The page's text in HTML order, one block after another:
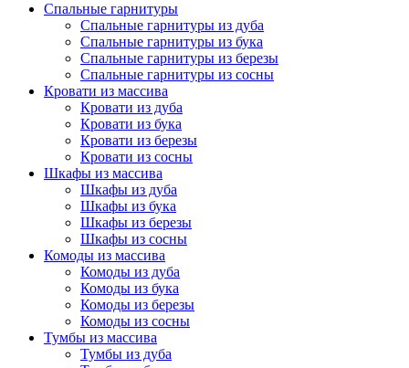
Спальные гарнитуры
Спальные гарнитуры из дуба
Спальные гарнитуры из бука
Спальные гарнитуры из березы
Спальные гарнитуры из сосны
Кровати из массива
Кровати из дуба
Кровати из бука
Кровати из березы
Кровати из сосны
Шкафы из массива
Шкафы из дуба
Шкафы из бука
Шкафы из березы
Шкафы из сосны
Комоды из массива
Комоды из дуба
Комоды из бука
Комоды из березы
Комоды из сосны
Тумбы из массива
Тумбы из дуба